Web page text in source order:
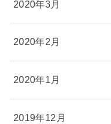
2020年3月
2020年2月
2020年1月
2019年12月